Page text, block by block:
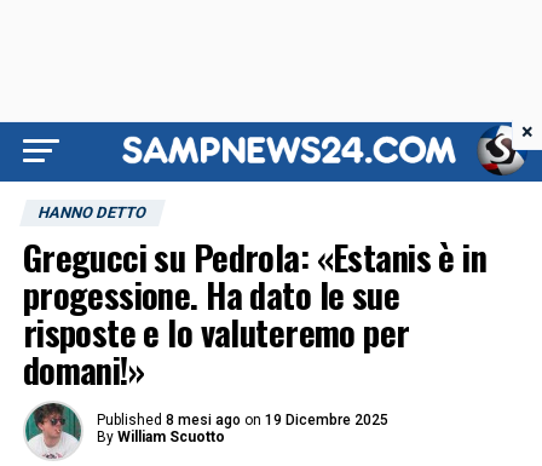
HANNO DETTO
Gregucci su Pedrola: «Estanis è in
progessione. Ha dato le sue
risposte e lo valuteremo per
domani!»
Published 8 mesi ago on 19 Dicembre 2025
By William Scuotto
×